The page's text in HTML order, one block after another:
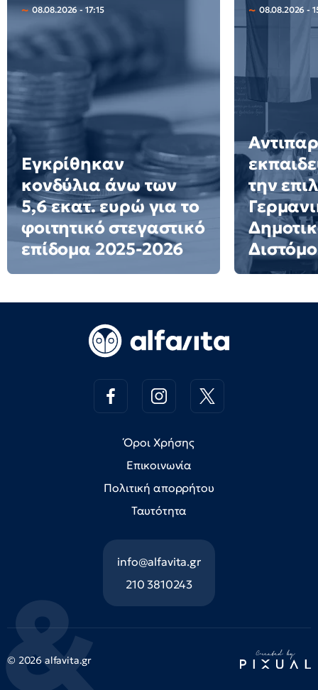
08.08.2026 - 17:15
Εγκρίθηκαν
κονδύλια άνω των
5,6 εκατ. ευρώ για το
φοιτητικό στεγαστικό
επίδομα 2025-2026
08.08.2026 -
την
Όροι Χρήσης
Επικοινωνία
Πολιτική απορρήτου
Ταυτότητα
info@alfavita.gr
210 3810243
© 2026 alfavita.gr